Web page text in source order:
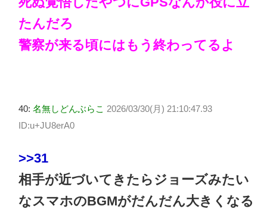
たんだろ
警察が来る頃にはもう終わってるよ
40: 名無しどんぶらこ 2026/03/30(月) 21:10:47.93
ID:u+JU8erA0
>>31
相手が近づいてきたらジョーズみたい
なスマホのBGMがだんだん大きくなる